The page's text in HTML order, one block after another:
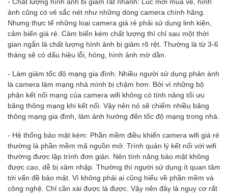
ảnh cũng có vẻ sắc nét như những dòng camera chính hãng.
Nhưng thực tế những loại camera giá rẻ phải sử dụng linh kiện,
cảm biến giá rẻ. Cảm biến kém chất lượng thì chỉ sau một thời
gian ngắn là chất lượng hình ảnh bị giảm rõ rệt. Thường là từ 3-6
tháng sẽ có dấu hiệu lỗi, hỏng, hình ảnh mờ dần.
- Làm giảm tốc độ mạng gia đình: Nhiều người sử dụng phản ánh
là camera làm mạng nhà mình bị chậm hơn. Bởi vì những bộ
phận kết nối mạng của camera wifi không có tính năng tối ưu
băng thông mạng khi kết nối. Vậy nên nó sẽ chiếm nhiều băng
thông mạng gia đình, làm ảnh hưởng đến tốc độ mạng trong nhà.
- Hệ thống bảo mật kém: Phần mềm điều khiển camera wifi giá rẻ
thường là phần mềm mã nguồn mở. Trình quản lý kết nối với wifi
thường được lập trình đơn giản. Nên tính năng bảo mật không
được cao, dễ bị xâm nhập. Thường thì người sử dụng ít quan tâm
tới vấn đề bảo mật. Vì không phải ai cũng hiểu về phần mềm và
công nghệ. Chỉ cần xài được là được. Vậy nên đây là nguy cơ rất